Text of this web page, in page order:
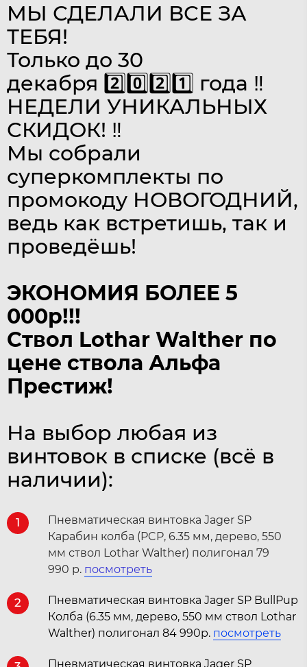
МЫ СДЕЛАЛИ ВСЕ ЗА
ТЕБЯ!
Только до 30
декабря 2️⃣0️⃣2️⃣1️⃣ года ‼️
НЕДЕЛИ УНИКАЛЬНЫХ
СКИДОК! ‼️
Мы собрали
суперкомплекты по
промокоду НОВОГОДНИЙ,
ведь как встретишь, так и
проведёшь!
ЭКОНОМИЯ БОЛЕЕ 5
000р!!!
Ствол Lothar Walther по
цене ствола Альфа
Престиж!
На выбор любая из
винтовок в списке (всё в
наличии):
1
Пневматическая винтовка Jager SP
Карабин колба (PCP, 6.35 мм, дерево, 550
мм ствол Lothar Walther) полигонал 79
990 р. посмотреть
2
Пневматическая винтовка Jager SP BullPup
Колба (6.35 мм, дерево, 550 мм ствол Lothar
Walther) полигонал 84 990р. посмотреть
Пневматическая винтовка Jager SP